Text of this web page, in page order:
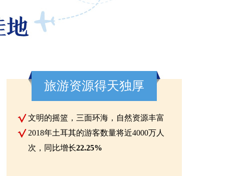
旅游资源得天独厚
文明的摇篮，三面环海，自然资源丰富
2018年土耳其的游客数量将近4000万人
次，同比增长22.25%